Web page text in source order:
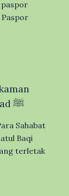
Para Sahabat Nabi Muhammad ﷺ
Sahabat
Baqi
terletak